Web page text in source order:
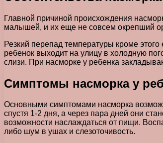
Главной причиной происхождения
малышей, и их еще не совсем окрепший
Резкий перепад температуры кроме
ребенок выходит на улицу в холодную
слизи. При насморке у ребенка
Симптомы насморка у
Основными симптомами насморка
спустя 1-2 дня, а через пара дней они
возможности наслаждаться от пищи.
либо шум в ушах и слезоточивость.